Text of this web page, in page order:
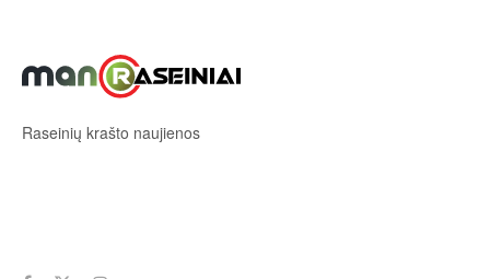
Raseinių krašto naujienos